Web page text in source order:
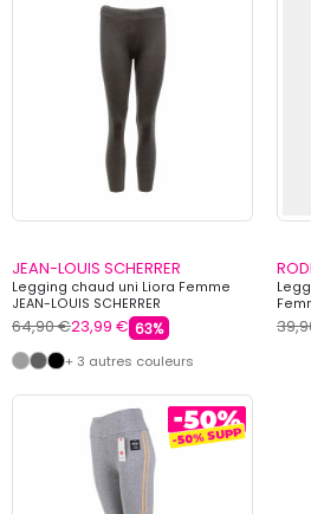
JEAN-LOUIS SCHERRER
Legging chaud uni Liora Femme
JEAN-LOUIS SCHERRER
64,90 €23,99 € 63%
+ 3 autres couleurs